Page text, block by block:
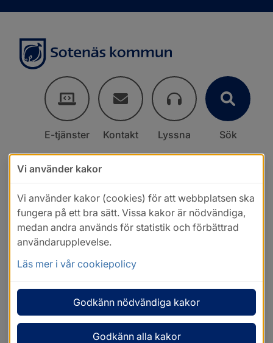
E-tjänster Kontakt Lyssna Sök
Vi använder kakor
Vi använder kakor (cookies) för att webbplatsen ska
fungera på ett bra sätt. Vissa kakor är nödvändiga,
medan andra används för statistik och förbättrad
användarupplevelse.
Läs mer i vår cookiepolicy
Godkänn nödvändiga kakor
Godkänn alla kakor